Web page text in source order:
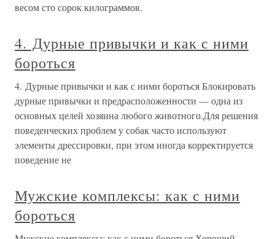
весом сто сорок килограммов.
4. Дурные привычки и как с ними
бороться
4. Дурные привычки и как с ними бороться Блокировать
дурные привычки и предрасположенности — одна из
основных целей хозяина любого животного.Для решения
поведенческих проблем у собак часто используют
элементы дрессировки, при этом иногда корректируется
поведение не
Мужские комплексы: как с ними
бороться